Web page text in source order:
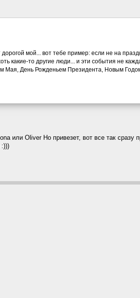
мой... вот тебе пример: если не на
какие-то другие люди... и эти события не
Мая, День Рожденьем Президента, Новым
или Oliver Ho привезет, вот все так сразу